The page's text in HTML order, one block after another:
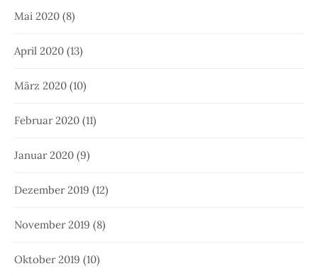
Mai 2020 (8)
April 2020 (13)
März 2020 (10)
Februar 2020 (11)
Januar 2020 (9)
Dezember 2019 (12)
November 2019 (8)
Oktober 2019 (10)